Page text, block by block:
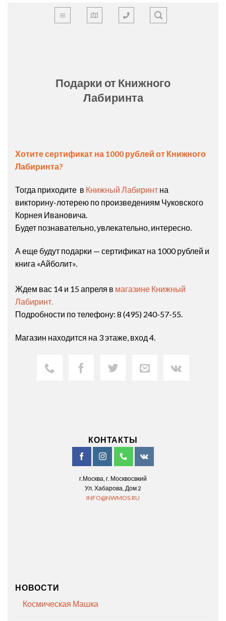
Подарки от Книжного
Лабиринта
Хотите сертификат на 1000 рублей от Книжного
Лабиринта?
Тогда приходите в Книжный Лабиринт на
викторину-лотерею по произведениям Чуковского
Корнея Ивановича.
Будет познавательно, увлекательно, интересно.
А еще будут подарки — сертификат на 1000 рублей и
книга «Айболит».
Ждем вас 14 и 15 апреля в магазине Книжный
Лабиринт.
Подробности по телефону: 8 (495) 240-57-55.
Магазин находится на 3 этаже, вход 4.
КОНТАКТЫ
г.Москва, г. Москвосвкий
Ул. Хабарова, Дом 2
INFO@NWMOS.RU
НОВОСТИ
Космическая Машка